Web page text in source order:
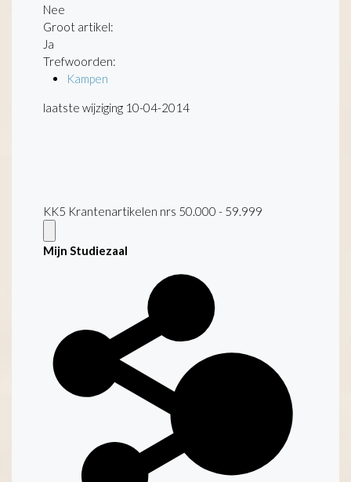
Nee
Groot artikel:
Ja
Trefwoorden:
Kampen
laatste wijziging 10-04-2014
KK5 Krantenartikelen nrs 50.000 - 59.999
Mijn Studiezaal